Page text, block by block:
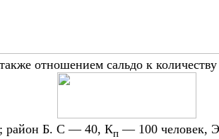
отношением сальдо к
район Б. С — 40, Кп— 100 человек, Э